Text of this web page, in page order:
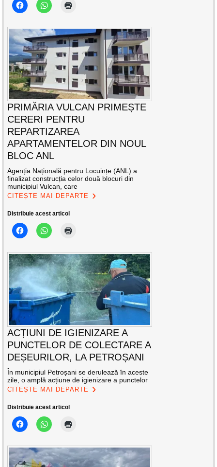
PRIMĂRIA VULCAN PRIMEȘTE
CERERI PENTRU
REPARTIZAREA
APARTAMENTELOR DIN NOUL
BLOC ANL
Agenția Națională pentru Locuințe (ANL) a
finalizat construcția celor două blocuri din
municipiul Vulcan, care
CITEȘTE MAI DEPARTE
Distribuie acest articol
ACȚIUNI DE IGIENIZARE A
PUNCTELOR DE COLECTARE A
DEȘEURILOR, LA PETROȘANI
În municipiul Petroșani se derulează în aceste
zile, o amplă acțiune de igienizare a punctelor
CITEȘTE MAI DEPARTE
Distribuie acest articol